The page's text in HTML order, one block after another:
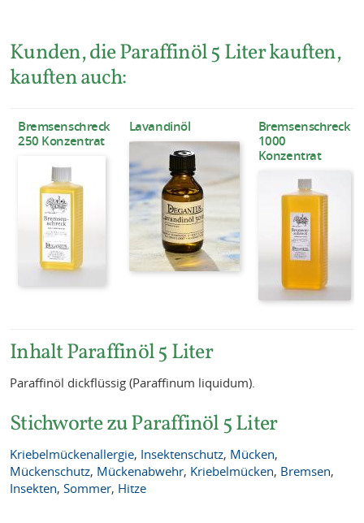
Kunden, die Paraffinöl 5 Liter kauften,
kauften auch:
Bremsenschreck
250 Konzentrat
Lavandinöl
Bremsenschreck
1000
Konzentrat
Inhalt Paraffinöl 5 Liter
Paraffinöl dickflüssig (Paraffinum liquidum).
Stichworte zu Paraffinöl 5 Liter
Kriebelmückenallergie, Insektenschutz, Mücken,
Mückenschutz, Mückenabwehr, Kriebelmücken, Bremsen,
Insekten,Sommer, Hitze